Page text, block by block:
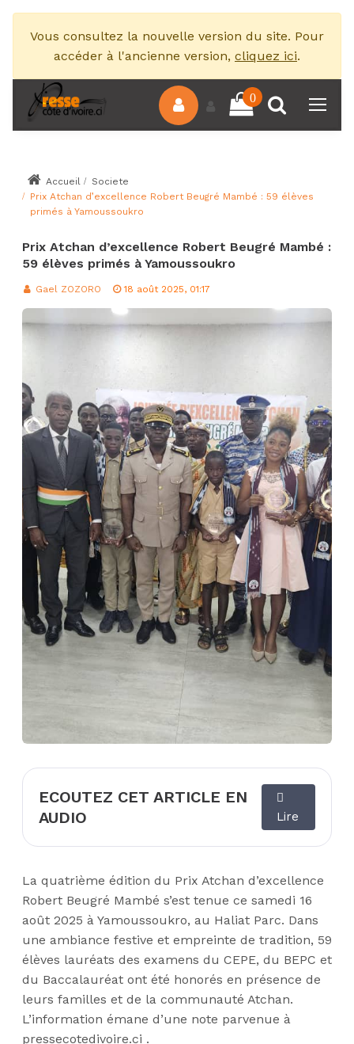
Vous consultez la nouvelle version du site. Pour
accéder à l'ancienne version, cliquez ici.
0
Accueil
Societe
Prix Atchan d’excellence Robert Beugré Mambé : 59 élèves
primés à Yamoussoukro
Prix Atchan d’excellence Robert Beugré Mambé :
59 élèves primés à Yamoussoukro
Gael ZOZORO 18 août 2025, 01:17
ECOUTEZ CET ARTICLE EN
AUDIO
Lire
La quatrième édition du Prix Atchan d’excellence
Robert Beugré Mambé s’est tenue ce samedi 16
août 2025 à Yamoussoukro, au Haliat Parc. Dans
une ambiance festive et empreinte de tradition, 59
élèves lauréats des examens du CEPE, du BEPC et
du Baccalauréat ont été honorés en présence de
leurs familles et de la communauté Atchan.
L’information émane d’une note parvenue à
pressecotedivoire.ci .